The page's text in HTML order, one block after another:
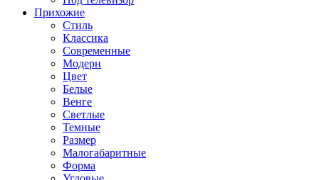
Прихожие
Стиль
Классика
Современные
Модерн
Цвет
Белые
Венге
Светлые
Темные
Размер
Малогабаритные
Форма